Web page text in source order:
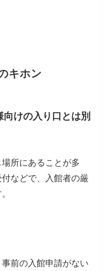
キホン
けの入り口とは別
所にあることが多
などで、入館者の厳
前の入館申請がない